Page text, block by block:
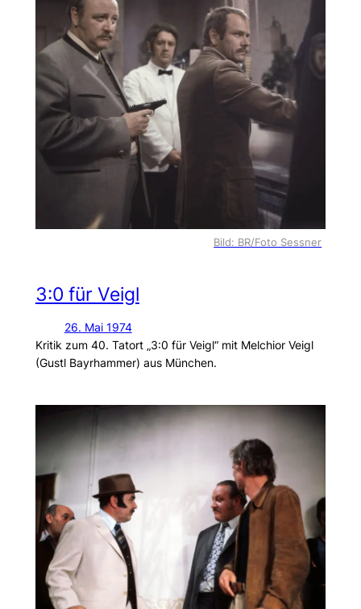
Bild: BR/Foto Sessner
3:0 für Veigl
26. Mai 1974
Kritik zum 40. Tatort „3:0 für Veigl“ mit Melchior Veigl
(Gustl Bayrhammer) aus München.